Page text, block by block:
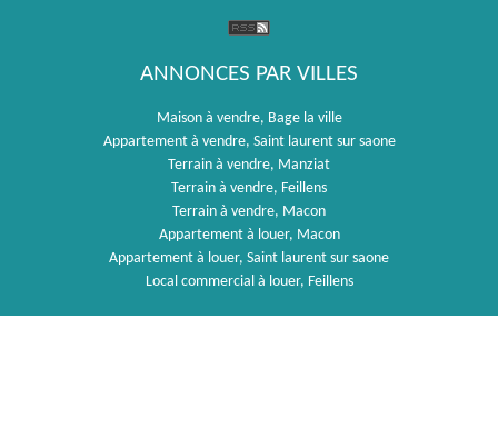
ANNONCES PAR VILLES
Maison à vendre, Bage la ville
Appartement à vendre, Saint laurent sur saone
Terrain à vendre, Manziat
Terrain à vendre, Feillens
Terrain à vendre, Macon
Appartement à louer, Macon
Appartement à louer, Saint laurent sur saone
Local commercial à louer, Feillens